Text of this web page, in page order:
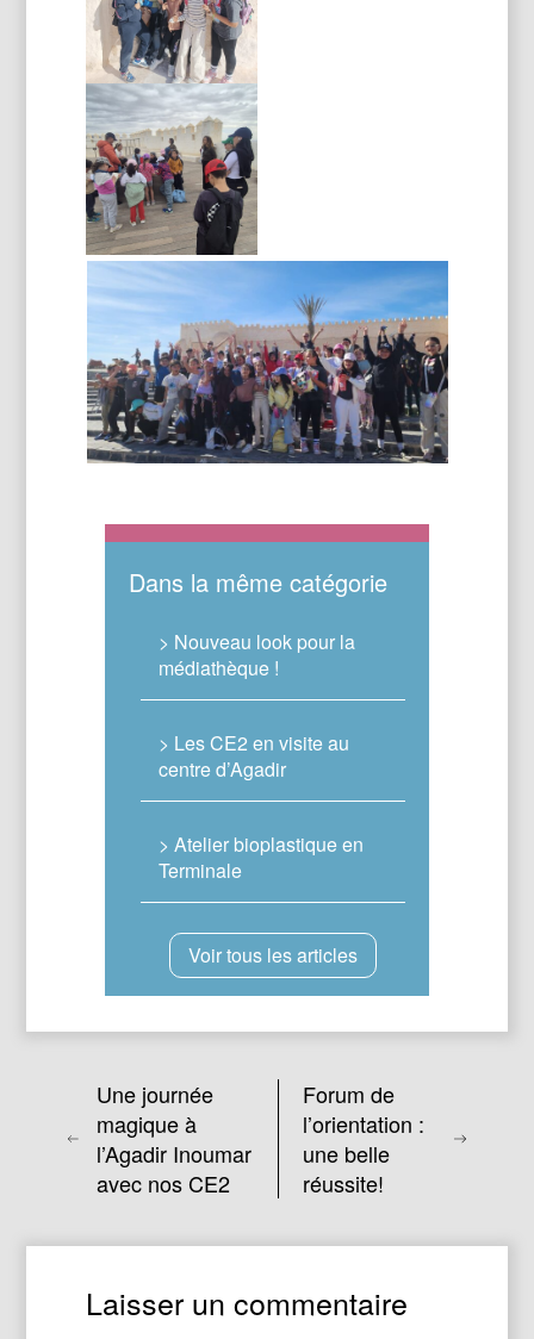
Dans la même catégorie
> Nouveau look pour la
médiathèque !
> Les CE2 en visite au
centre d’Agadir
> Atelier bioplastique en
Terminale
Voir tous les articles
Une journée
magique à
l’Agadir Inoumar
avec nos CE2
Forum de
l’orientation :
une belle
réussite!
Laisser un commentaire